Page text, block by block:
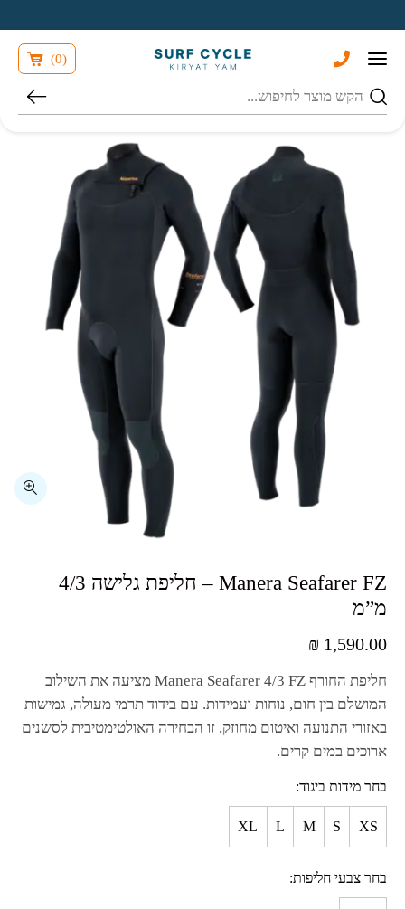
חיפוש
(
0
)
⁦Manera Seafarer FZ⁩ – חליפת גלישה ⁦4/3⁩
מ”מ
₪ 1,590.00
חליפת החורף Manera Seafarer 4/3 FZמציעה את השילוב
המושלם בין חום, נוחות ועמידות. עם בידוד תרמי מעולה, גמישות
באזורי התנועה ואיטום מחוזק, זו הבחירה האולטימטיבית לסשנים
ארוכים במים קרים.
בחר מידות ביגוד
XS
S
M
L
XL
בחר צבעי חליפות